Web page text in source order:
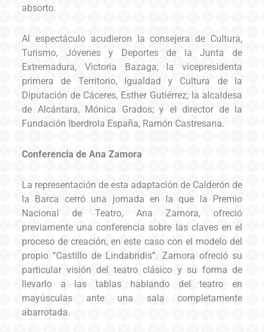
absorto.
Al espectáculo acudieron la consejera de Cultura,
Turismo, Jóvenes y Deportes de la Junta de
Extremadura, Victoria Bazaga; la vicepresidenta
primera de Territorio, Igualdad y Cultura de la
Diputación de Cáceres, Esther Gutiérrez; la alcaldesa
de Alcántara, Mónica Grados; y el director de la
Fundación Iberdrola España, Ramón Castresana.
Conferencia de Ana Zamora
La representación de esta adaptación de Calderón de
la Barca cerró una jornada en la que la Premio
Nacional de Teatro, Ana Zamora, ofreció
previamente una conferencia sobre las claves en el
proceso de creación, en este caso con el modelo del
propio “Castillo de Lindabridis”. Zamora ofreció su
particular visión del teatro clásico y su forma de
llevarlo a las tablas hablando del teatro en
mayúsculas ante una sala completamente
abarrotada.